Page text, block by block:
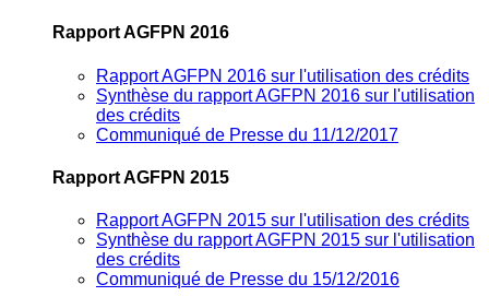
Rapport AGFPN 2016
Rapport AGFPN 2016 sur l'utilisation des crédits
Synthèse du rapport AGFPN 2016 sur l'utilisation
des crédits
Communiqué de Presse du 11/12/2017
Rapport AGFPN 2015
Rapport AGFPN 2015 sur l'utilisation des crédits
Synthèse du rapport AGFPN 2015 sur l'utilisation
des crédits
Communiqué de Presse du 15/12/2016